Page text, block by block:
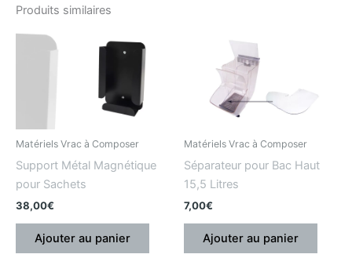
Produits similaires
Matériels Vrac à Composer
Support Métal Magnétique
pour Sachets
38,00€
Ajouter au panier
Matériels Vrac à Composer
Séparateur pour Bac Haut
15,5 Litres
7,00€
Ajouter au panier